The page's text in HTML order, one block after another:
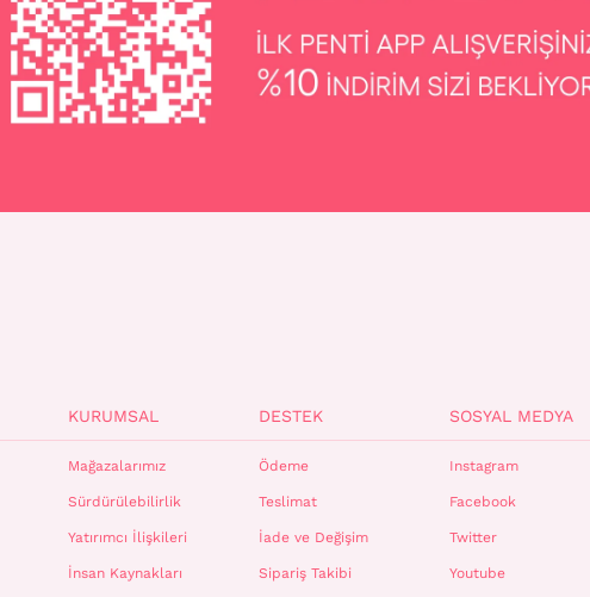
KURUMSAL
Mağazalarımız
Sürdürülebilirlik
Yatırımcı İlişkileri
İnsan Kaynakları
DESTEK
Ödeme
Teslimat
İade ve Değişim
Sipariş Takibi
SOSYAL MEDYA
Instagram
Facebook
Twitter
Youtube